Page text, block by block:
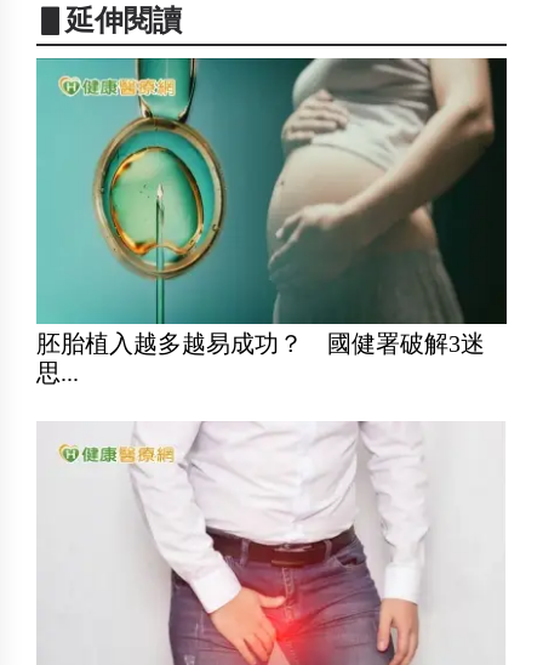
▋延伸閱讀
胚胎植入越多越易成功？ 國健署破解3迷
思...